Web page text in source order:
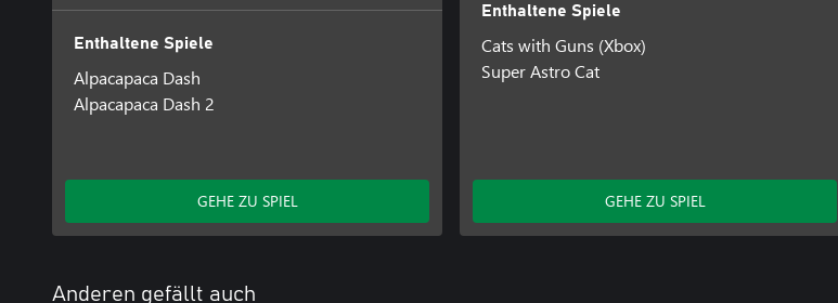
Enthaltene Spiele
Alpacapaca Dash
Alpacapaca Dash 2
GEHE ZU SPIEL
Enthaltene Spiele
Cats with Guns (Xbox)
Super Astro Cat
GEHE ZU SPIEL
Anderen gefällt auch